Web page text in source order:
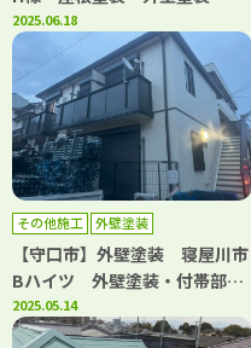
帯部塗装・シーリング工事・防
水工事 アビリティペイント
2025.06.18
その他施工 外壁塗装
【守口市】外壁塗装 寝屋川市
Bハイツ 外壁塗装・付帯部塗
装・シーリング工事 アビリテ
ィペイント
2025.05.14